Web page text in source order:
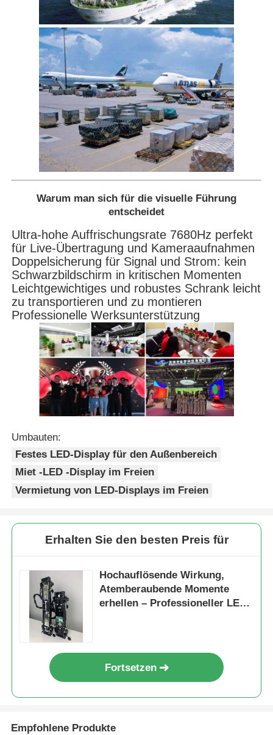
Warum man sich für die visuelle Führung
entscheidet
Ultra-hohe Auffrischungsrate 7680Hz perfekt
für Live-Übertragung und Kameraaufnahmen
Doppelsicherung für Signal und Strom: kein
Schwarzbildschirm in kritischen Momenten
Leichtgewichtiges und robustes Schrank leicht
zu transportieren und zu montieren
Professionelle Werksunterstützung
Umbauten:
Festes LED-Display für den Außenbereich
Miet -LED -Display im Freien
Vermietung von LED-Displays im Freien
Erhalten Sie den besten Preis für
Hochauflösende Wirkung,
Atemberaubende Momente
erhellen – Professioneller LED-
Fortsetzen
Empfohlene Produkte